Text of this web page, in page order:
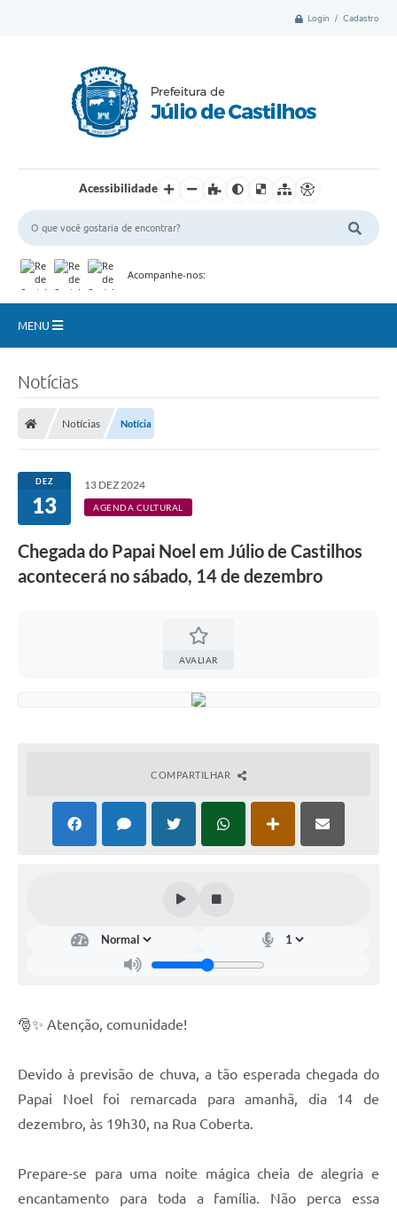
Login / Cadastro
Acessibilidade
Acompanhe-nos:
MENU
e-sic
Editais e Publicações
Contato
Coronavírus
Modelos de Requerimentos
Passe Livre Estudantil
Galeria de Fotos
Notícias
Arquivos para Download
Notícias
Notícias Notícia
DEZ
13
13 DEZ 2024
AGENDA CULTURAL
Chegada do Papai Noel em Júlio de Castilhos
acontecerá no sábado, 14 de dezembro
AVALIAR
COMPARTILHAR
🎅✨ Atenção, comunidade!
Devido à previsão de chuva, a tão esperada chegada do
Papai Noel foi remarcada para amanhã, dia 14 de
dezembro, às 19h30, na Rua Coberta.
Prepare-se para uma noite mágica cheia de alegria e
encantamento para toda a família. Não perca essa